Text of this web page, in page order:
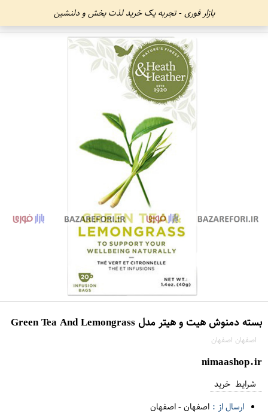
بازار فوری - تجربه یک خرید لذت بخش و دلنشین
بسته دمنوش هیت و هیتر مدل Green Tea And Lemongrass
اصفهان اصفهان
nimaashop.ir
شرایط خرید
ارسال از : اصفهان-اصفهان